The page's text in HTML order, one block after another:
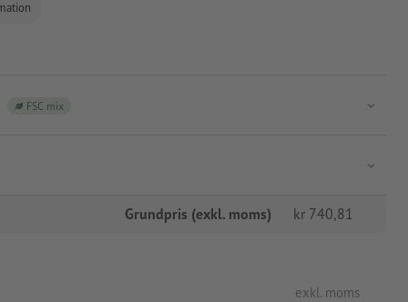
FSC mix
Grundpris (exkl. moms) kr 740,81
exkl. moms